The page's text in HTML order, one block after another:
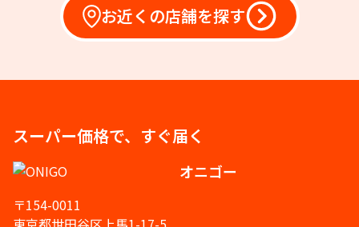
お近くの店舗を探す
スーパー価格で、すぐ届く
オニゴー
〒154-0011